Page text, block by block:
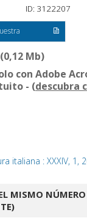
ID: 3122207
(0,12 Mb)
con Adobe
- (descubra
italiana : XXXIV, 1,
MISMO